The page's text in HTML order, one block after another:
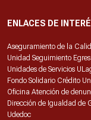
ENLACES DE
Aseguramiento de la
Unidad Seguimiento
Unidades de Servicios
Fondo Solidario Crédito
Oficina Atención de
Dirección de Igualdad de
Udedoc